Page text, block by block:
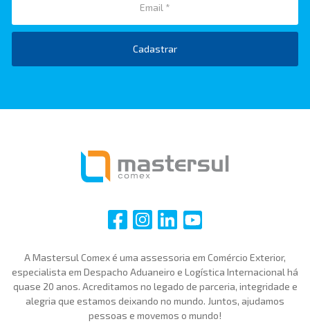
Cadastrar
i i i i
A Mastersul Comex é uma assessoria em Comércio Exterior,
especialista em Despacho Aduaneiro e Logística Internacional há
quase 20 anos. Acreditamos no legado de parceria, integridade e
alegria que estamos deixando no mundo. Juntos, ajudamos
pessoas e movemos o mundo!